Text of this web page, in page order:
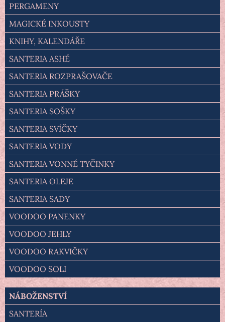
PERGAMENY
MAGICKÉ INKOUSTY
KNIHY, KALENDÁŘE
SANTERIA ASHÉ
SANTERIA ROZPRAŠOVAČE
SANTERIA PRÁŠKY
SANTERIA SOŠKY
SANTERIA SVÍČKY
SANTERIA VODY
SANTERIA VONNÉ TYČINKY
SANTERIA OLEJE
SANTERIA SADY
VOODOO PANENKY
VOODOO JEHLY
VOODOO RAKVIČKY
VOODOO SOLI
NÁBOŽENSTVÍ
SANTERÍA